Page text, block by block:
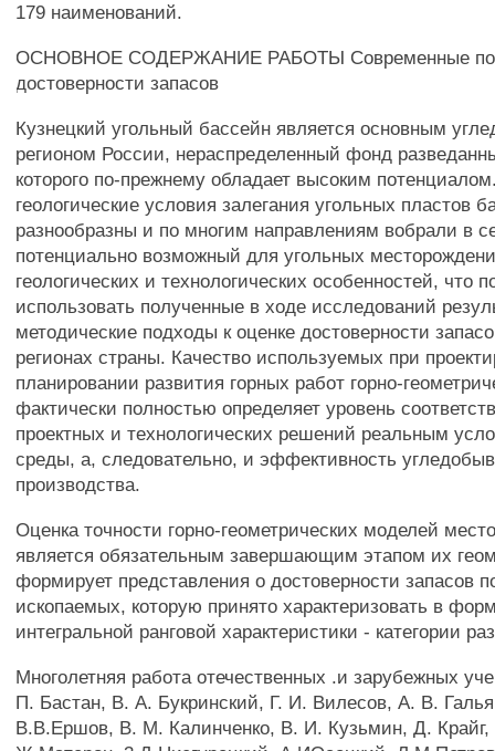
179 наименований.
ОСНОВНОЕ СОДЕРЖАНИЕ РАБОТЫ Современные
достоверности запасов
Кузнецкий угольный бассейн является основным
регионом России, нераспределенный фонд
которого по-прежнему обладает высоким
геологические условия залегания угольных пластов
разнообразны и по многим направлениям вобрали в
потенциально возможный для угольных
геологических и технологических особенностей, что
использовать полученные в ходе исследований
методические подходы к оценке достоверности
регионах страны. Качество используемых при
планировании развития горных работ горно-
фактически полностью определяет уровень
проектных и технологических решений реальным
среды, а, следовательно, и эффективность
производства.
Оценка точности горно-геометрических моделей
является обязательным завершающим этапом их
формирует представления о достоверности запасов
ископаемых, которую принято характеризовать в
интегральной ранговой характеристики - категории
Многолетняя работа отечественных .и зарубежных
П. Бастан, В. А. Букринский, Г. И. Вилесов, А. В.
В.В.Ершов, В. М. Калинченко, В. И. Кузьмин, Д.